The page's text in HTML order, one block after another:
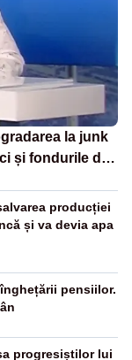
la junk
și fondurile de
producției
și va devia apa
pensiilor.
progresiștilor lui